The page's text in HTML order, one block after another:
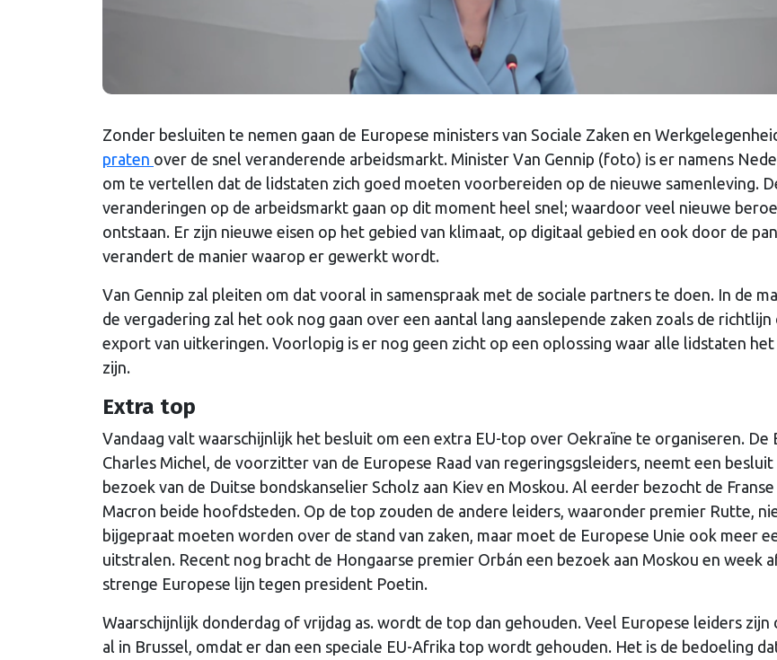
Zonder besluiten te nemen gaan de Europese ministers van Sociale Zaken en
praten over de snel veranderende arbeidsmarkt. Minister Van Gennip (foto) is er namens
om te vertellen dat de lidstaten zich goed moeten voorbereiden op de nieuwe samenleving.
veranderingen op de arbeidsmarkt gaan op dit moment heel snel; waardoor veel nieuwe
ontstaan. Er zijn nieuwe eisen op het gebied van klimaat, op digitaal gebied en ook door de
verandert de manier waarop er gewerkt wordt.
Van Gennip zal pleiten om dat vooral in samenspraak met de sociale partners te doen. In de
de vergadering zal het ook nog gaan over een aantal lang aanslepende zaken zoals de richtlijn
export van uitkeringen. Voorlopig is er nog geen zicht op een oplossing waar alle lidstaten het
zijn.
Extra top
Vandaag valt waarschijnlijk het besluit om een extra EU-top over Oekraïne te organiseren. De
Charles Michel, de voorzitter van de Europese Raad van regeringsgsleiders, neemt een
bezoek van de Duitse bondskanselier Scholz aan Kiev en Moskou. Al eerder bezocht de
Macron beide hoofdsteden. Op de top zouden de andere leiders, waaronder premier Rutte,
bijgepraat moeten worden over de stand van zaken, maar moet de Europese Unie ook meer
uitstralen. Recent nog bracht de Hongaarse premier Orbán een bezoek aan Moskou en week
strenge Europese lijn tegen president Poetin.
Waarschijnlijk donderdag of vrijdag as. wordt de top dan gehouden. Veel Europese leiders zijn
al in Brussel, omdat er dan een speciale EU-Afrika top wordt gehouden. Het is de bedoeling